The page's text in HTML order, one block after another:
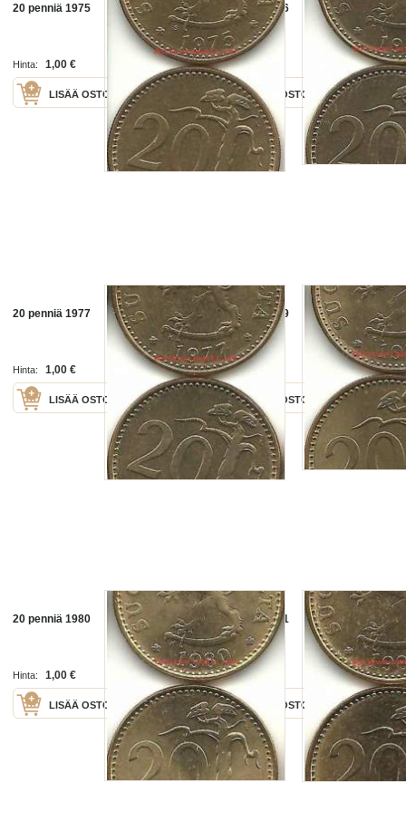
20 penniä 1975
Hinta: 1,00 €
LISÄÄ OSTOSKORIIN
20 penniä 1976
Hinta: 1,00 €
LISÄÄ OSTOSKORIIN
20 penniä 1977
Hinta: 1,00 €
LISÄÄ OSTOSKORIIN
20 penniä 1979
Hinta: 1,00 €
LISÄÄ OSTOSKORIIN
20 penniä 1980
Hinta: 1,00 €
LISÄÄ OSTOSKORIIN
20 penniä 1981
Hinta: 1,00 €
LISÄÄ OSTOSKORIIN